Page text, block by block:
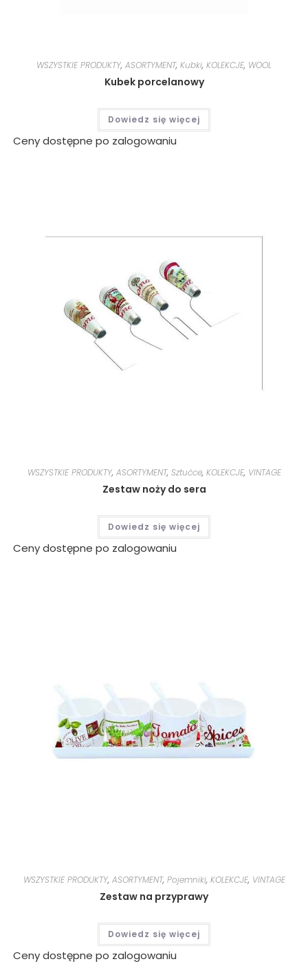
WSZYSTKIE PRODUKTY, ASORTYMENT, Kubki, KOLEKCJE, WOOL
Kubek porcelanowy
Dowiedz się więcej
Ceny dostępne po zalogowaniu
WSZYSTKIE PRODUKTY, ASORTYMENT, Sztućce, KOLEKCJE, VINTAGE
Zestaw noży do sera
Dowiedz się więcej
Ceny dostępne po zalogowaniu
WSZYSTKIE PRODUKTY, ASORTYMENT, Pojemniki, KOLEKCJE, VINTAGE
Zestaw na przyprawy
Dowiedz się więcej
Ceny dostępne po zalogowaniu